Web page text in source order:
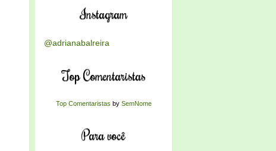
Instagram
@adrianabalreira
Top Comentaristas
Top Comentaristas by SemNome
Para você